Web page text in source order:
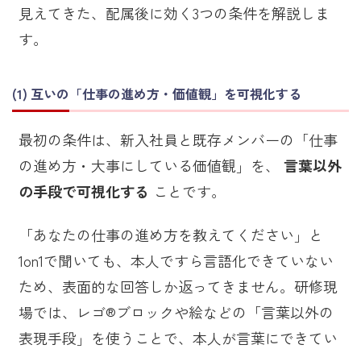
見えてきた、配属後に効く3つの条件を解説しま
す。
互いの「仕事の進め方・価値観」を可視化する
最初の条件は、新入社員と既存メンバーの「仕事
の進め方・大事にしている価値観」を、 言葉以外
の手段で可視化する ことです。
「あなたの仕事の進め方を教えてください」と
1on1で聞いても、本人ですら言語化できていない
ため、表面的な回答しか返ってきません。研修現
場では、レゴ®ブロックや絵などの「言葉以外の
表現手段」を使うことで、本人が言葉にできてい